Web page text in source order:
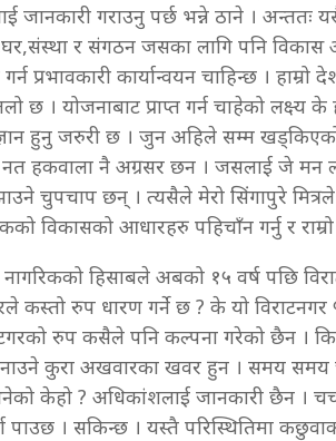
जानकारी गराउनु पर्छ भन्ने ठाने ।
र संगठन जसका लागि पनि
प्रभावकारी कार्यान्वयन चाहिन्छ ।
छ । योजनाबाट प्राप्त गर्न चाहेको लक्ष्य
हुनु जरुरी छ । जुन अहिले सम्म
हकवाला नै अग्रसर छन । जसलाई जे मन
चुपचाप छन् । त्यसैले मेरो सिंगापुरे
विकासको आधारहरु पहिचाँन गर्नु र
नागरिकको हिसाबले अबको १५ वर्ष पछि
कस्तो रुप धारण गर्ने छ ? के यो
रुप कसैले पनि कल्पना गरेको छैन ।
कुरा अखवारका खवर हुन । समय समय
केहो ? अधिकांशलाई जानकारी छैन ।
पाउछ । सकिन्छ । यस्तै परिस्थितिमा